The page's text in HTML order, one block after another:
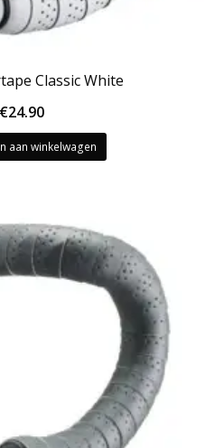
Classic White
€24.90
aan winkelwagen